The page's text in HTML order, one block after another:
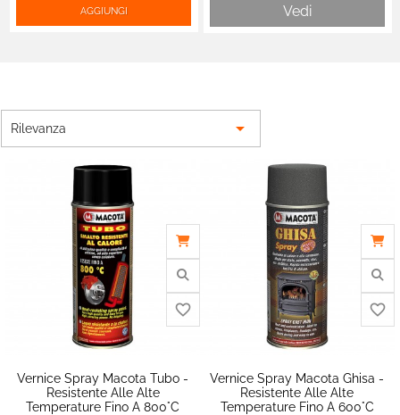
AGGIUNGI Vedi
Rilevanza 
Vernice Spray Macota Tubo -
Resistente Alle Alte
Temperature Fino A 800°C
Vernice Spray Macota Ghisa -
Resistente Alle Alte
Temperature Fino A 600°C